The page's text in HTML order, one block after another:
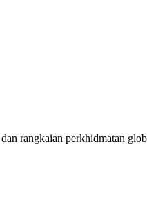
rangkaian perkhidmatan